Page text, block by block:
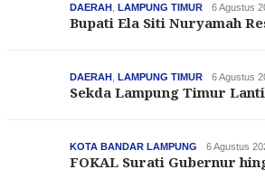
DAERAH LAMPUNG TIMUR 6 Agustus
Bupati Ela Siti Nuryamah
DAERAH LAMPUNG TIMUR 6 Agustus
Sekda Lampung Timur
KOTA BANDAR LAMPUNG 6 Agustus
FOKAL Surati Gubernur